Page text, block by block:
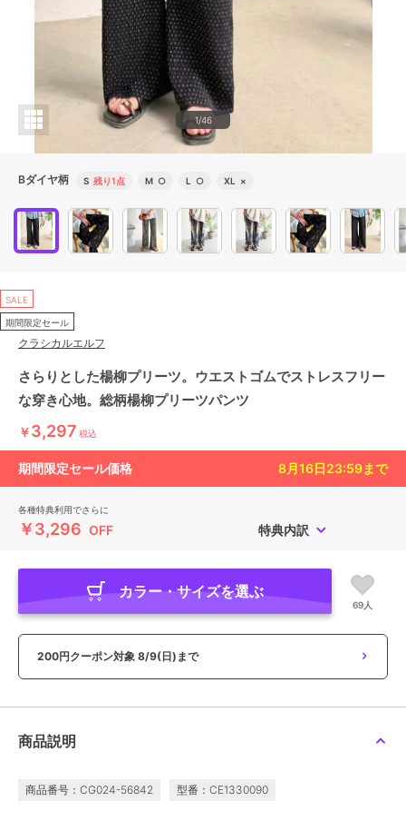
1/46
Bダイヤ柄 S 残り1点 M ○ L ○ XL ×
SALE
期間限定セール
クラシカルエルフ
さらりとした楊柳プリーツ。ウエストゴムでストレスフリー
な穿き心地。総柄楊柳プリーツパンツ
￥3,297 税込
期間限定セール価格 8月16日23:59まで
各種特典利用でさらに
￥3,296 OFF 特典内訳
カラー・サイズを選ぶ
69人
200円クーポン対象 8/9(日)まで
商品説明
商品番号：CG024-56842 型番：CE1330090